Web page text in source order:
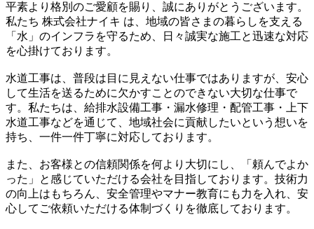
平素より格別のご愛顧を賜り、誠にありがとうございます。
私たち 株式会社ナイキ は、地域の皆さまの暮らしを支える
「水」のインフラを守るため、日々誠実な施工と迅速な対応
を心掛けております。
水道工事は、普段は目に見えない仕事ではありますが、安心
して生活を送るために欠かすことのできない大切な仕事で
す。私たちは、給排水設備工事・漏水修理・配管工事・上下
水道工事などを通じて、地域社会に貢献したいという想いを
持ち、一件一件丁寧に対応しております。
また、お客様との信頼関係を何より大切にし、「頼んでよか
った」と感じていただける会社を目指しております。技術力
の向上はもちろん、安全管理やマナー教育にも力を入れ、安
心してご依頼いただける体制づくりを徹底しております。